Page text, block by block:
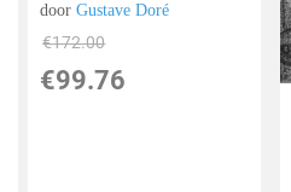
doorGustave Doré
€172.00
€99.76